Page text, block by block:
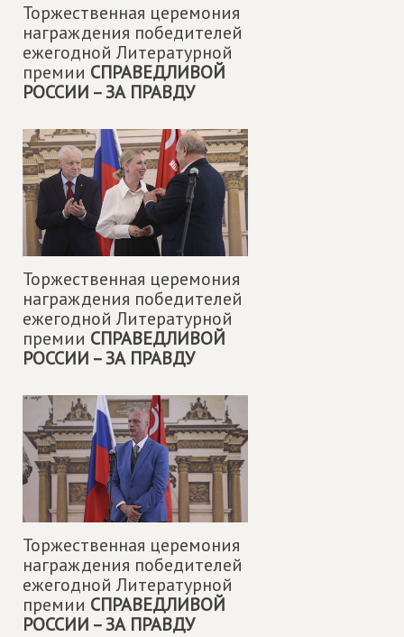
Торжественная церемония
награждения победителей
ежегодной Литературной
премии СПРАВЕДЛИВОЙ
РОССИИ – ЗА ПРАВДУ
Торжественная церемония
награждения победителей
ежегодной Литературной
премии СПРАВЕДЛИВОЙ
РОССИИ – ЗА ПРАВДУ
Торжественная церемония
награждения победителей
ежегодной Литературной
премии СПРАВЕДЛИВОЙ
РОССИИ – ЗА ПРАВДУ